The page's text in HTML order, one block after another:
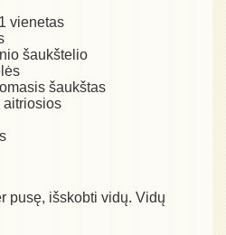
vienetas
šaukštelio
šaukštas
aitriosios
pusę, išskobti vidų. Vidų